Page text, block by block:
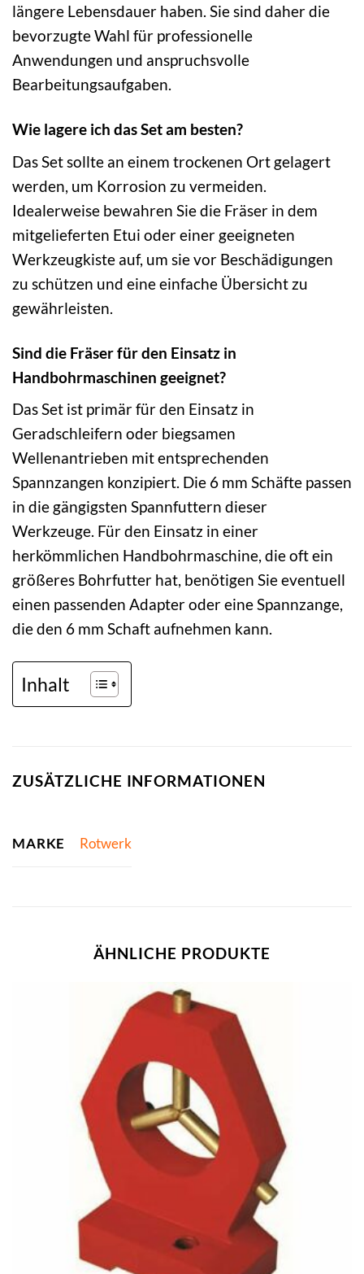
längere Lebensdauer haben. Sie sind daher die
bevorzugte Wahl für professionelle
Anwendungen und anspruchsvolle
Bearbeitungsaufgaben.
Wie lagere ich das Set am besten?
Das Set sollte an einem trockenen Ort gelagert
werden, um Korrosion zu vermeiden.
Idealerweise bewahren Sie die Fräser in dem
mitgelieferten Etui oder einer geeigneten
Werkzeugkiste auf, um sie vor Beschädigungen
zu schützen und eine einfache Übersicht zu
gewährleisten.
Sind die Fräser für den Einsatz in
Handbohrmaschinen geeignet?
Das Set ist primär für den Einsatz in
Geradschleifern oder biegsamen
Wellenantrieben mit entsprechenden
Spannzangen konzipiert. Die 6 mm Schäfte passen
in die gängigsten Spannfuttern dieser
Werkzeuge. Für den Einsatz in einer
herkömmlichen Handbohrmaschine, die oft ein
größeres Bohrfutter hat, benötigen Sie eventuell
einen passenden Adapter oder eine Spannzange,
die den 6 mm Schaft aufnehmen kann.
Inhalt
ZUSÄTZLICHE INFORMATIONEN
MARKE Rotwerk
ÄHNLICHE PRODUKTE